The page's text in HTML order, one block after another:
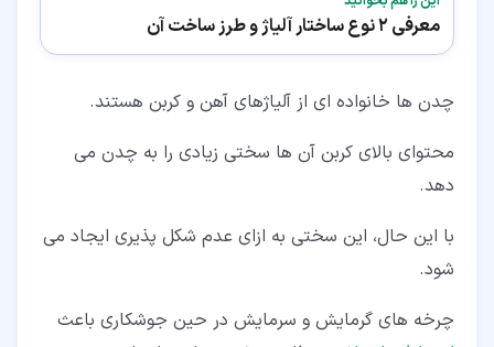
معرفی 2 نوع ساختار آلیاژ و طرز ساخت آن
چدن ها خانواده ای از آلیاژهای آهن و کربن هستند.
محتوای بالای کربن آن ها سختی زیادی را به چدن می
دهد.
با این حال، این سختی به ازای عدم شکل پذیری ایجاد می
شود.
چرخه های گرمایش و سرمایش در حین جوشکاری باعث